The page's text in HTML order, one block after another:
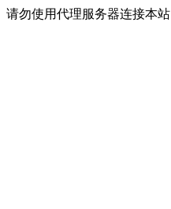
请勿使用代理服务器连接本站